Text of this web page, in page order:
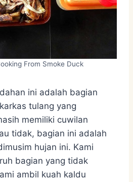
From Smoke Duck
ini adalah bagian
tulang yang
memiliki cuwilan
tidak, bagian ini adalah
hujan ini. Kami
bagian yang tidak
ambil kuah kaldu